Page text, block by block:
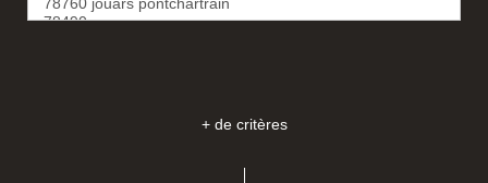
+ de critères